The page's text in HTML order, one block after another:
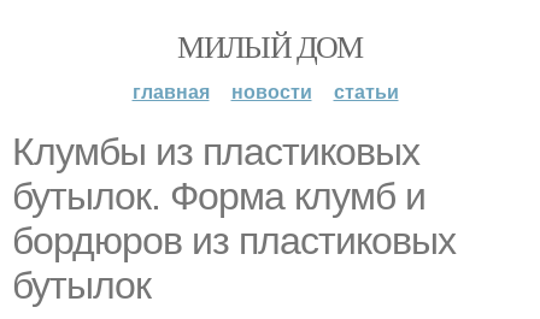
МИЛЫЙ ДОМ
главная новости статьи
Клумбы из пластиковых
бутылок. Форма клумб и
бордюров из пластиковых
бутылок